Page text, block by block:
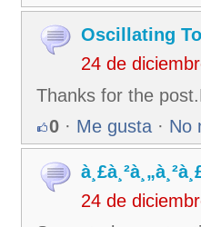
Oscillating
24 de
Thanks for the
0 · Me gusta · No
24 de